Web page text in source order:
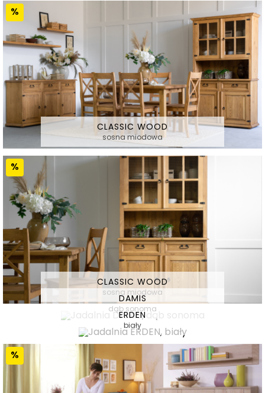
CLASSIC WOOD
sosna miodowa
CLASSIC WOOD
sosna miodowa
DAMIS
dąb sonoma
ERDEN
biały